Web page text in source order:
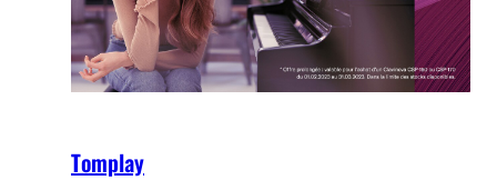
Tomplay